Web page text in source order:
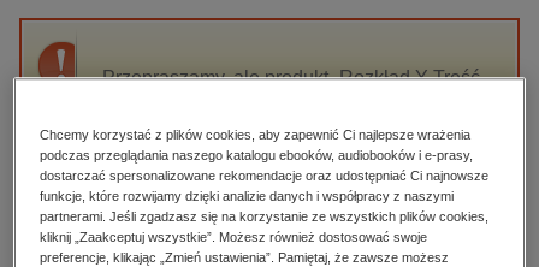
budownictwo, aranżacja wnętrz
darmowe wydania
edukacja
hobby, sport, rozrywka
komputery, internet, technologie, informatyka
Przepraszamy, ale produkt „Rozkład Y Treść
High-contrast mode
Polecane
Chcemy korzystać z plików cookies, aby zapewnić Ci najlepsze wrażenia
podczas przeglądania naszego katalogu ebooków, audiobooków i e-prasy,
dostarczać spersonalizowane rekomendacje oraz udostępniać Ci najnowsze
funkcje, które rozwijamy dzięki analizie danych i współpracy z naszymi
partnerami. Jeśli zgadzasz się na korzystanie ze wszystkich plików cookies,
kliknij „Zaakceptuj wszystkie”. Możesz również dostosować swoje
preferencje, klikając „Zmień ustawienia”. Pamiętaj, że zawsze możesz